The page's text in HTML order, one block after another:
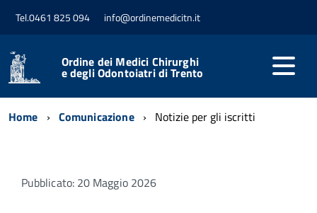
Tel.0461 825 094 info@ordinemedicitn.it
Ordine dei Medici Chirurghi
e degli Odontoiatri di Trento
Home Comunicazione Notizie per gli iscritti
Pubblicato: 20 Maggio 2026